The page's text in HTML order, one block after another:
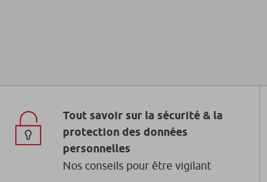
Tout savoir sur la sécurité & la
protection des données
personnelles
Nos conseils pour être vigilant